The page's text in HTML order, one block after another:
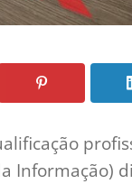
Informação)